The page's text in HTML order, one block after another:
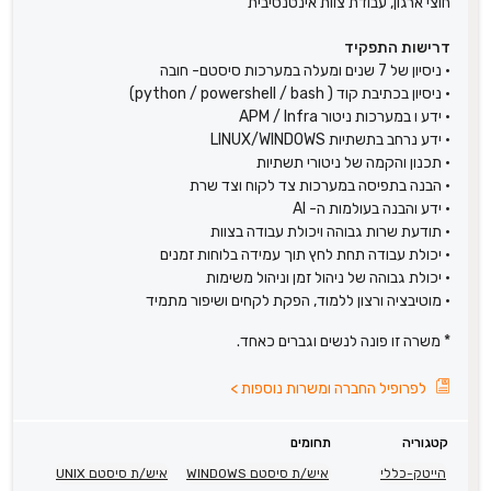
דרישות התפקיד
• ניסיון של 7 שנים ומעלה במערכות סיסטם- חובה
• ניסיון בכתיבת קוד ( python / powershell / bash)
• ידע ו במערכות ניטור APM / Infra
• ידע נרחב בתשתיות LINUX/WINDOWS
• תכנון והקמה של ניטורי תשתיות
• הבנה בתפיסה במערכות צד לקוח וצד שרת
• ידע והבנה בעולמות ה- AI
• תודעת שרות גבוהה ויכולת עבודה בצוות
• יכולת עבודה תחת לחץ תוך עמידה בלוחות זמנים
• יכולת גבוהה של ניהול זמן וניהול משימות
• מוטיבציה ורצון ללמוד, הפקת לקחים ושיפור מתמיד
* משרה זו פונה לנשים וגברים כאחד.
לפרופיל החברה ומשרות נוספות>
קטגוריה
תחומים
הייטק-כללי
איש/ת סיסטם WINDOWS איש/ת סיסטם UNIX